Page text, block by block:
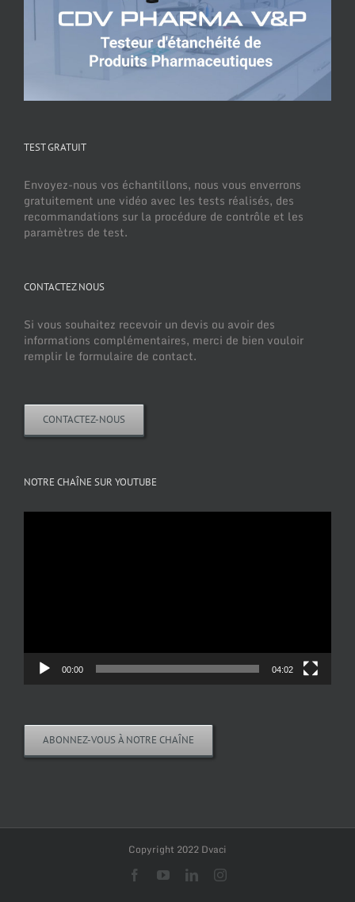
TEST GRATUIT
Envoyez-nous vos échantillons, nous vous enverrons
gratuitement une vidéo avec les tests réalisés, des
recommandations sur la procédure de contrôle et les
paramètres de test.
CONTACTEZ NOUS
Si vous souhaitez recevoir un devis ou avoir des
informations complémentaires, merci de bien vouloir
remplir le formulaire de contact.
CONTACTEZ-NOUS
NOTRE CHAÎNE SUR YOUTUBE
00:00 04:02
ABONNEZ-VOUS À NOTRE CHAÎNE
Copyright 2022 Dvaci
FacebookYouTubeLinkedInInstagram